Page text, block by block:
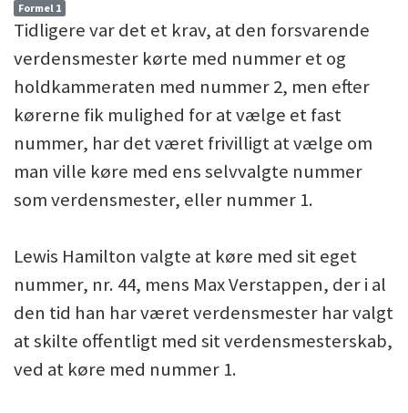
Formel 1
Tidligere var det et krav, at den forsvarende
verdensmester kørte med nummer et og
holdkammeraten med nummer 2, men efter
kørerne fik mulighed for at vælge et fast
nummer, har det været frivilligt at vælge om
man ville køre med ens selvvalgte nummer
som verdensmester, eller nummer 1.
Lewis Hamilton valgte at køre med sit eget
nummer, nr. 44, mens Max Verstappen, der i al
den tid han har været verdensmester har valgt
at skilte offentligt med sit verdensmesterskab,
ved at køre med nummer 1.